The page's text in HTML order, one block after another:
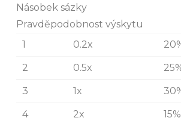
Násobek sázky
Pravděpodobnost výskytu
1
0.2x
2 0.5x
3 1x
4 2x 15%